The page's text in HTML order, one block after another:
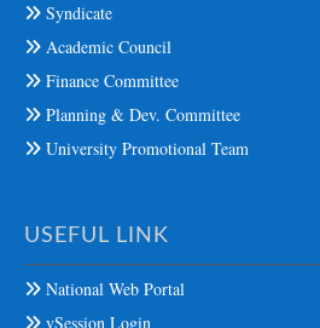
Syndicate
Academic Council
Finance Committee
Planning & Dev. Committee
University Promotional Team
USEFUL LINK
National Web Portal
vSession Login